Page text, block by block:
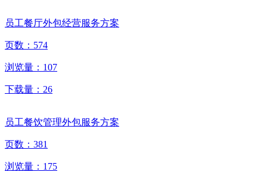
员工餐厅外包经营服务方案
页数： 574
浏览量： 107
下载量： 26
员工餐饮管理外包服务方案
页数： 381
浏览量： 175